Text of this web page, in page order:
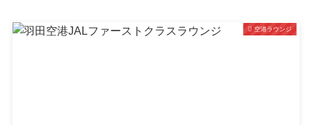
空港ラウンジ